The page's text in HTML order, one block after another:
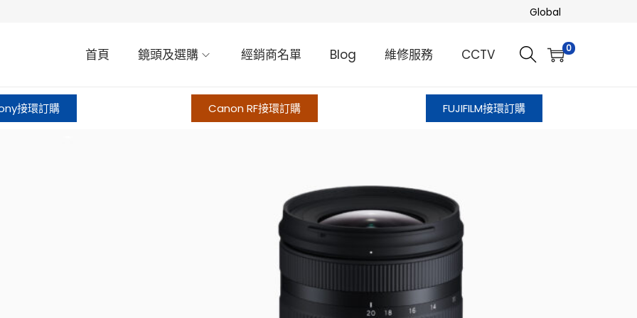
Global
首頁 鏡頭及選購 經銷商名單 Blog 維修服務 CCTV 0
接環訂購 Canon RF接環訂購 FUJIFILM接環訂購